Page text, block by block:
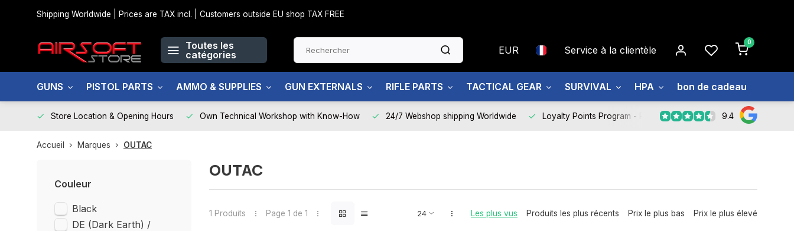
Shipping Worldwide | Prices are TAX incl. | Customers outside EU shop TAX FREE
Toutes les
catégories
EUR Service à la clientèle
0
GUNS PISTOL PARTS AMMO & SUPPLIES GUN EXTERNALS RIFLE PARTS TACTICAL GEAR SURVIVAL HPA bon de cadeau
Store Location & Opening Hours Own Technical Workshop with Know-How 24/7 Webshop shipping Worldwide Loyalty Points Program - Register Now 9.4
Accueil Marques OUTAC
Couleur
Black
DE (Dark Earth) /
OUTAC
1 Produits Page 1 de 1 Les plus vus Produits les plus récents Prix le plus bas Prix le plus élevé